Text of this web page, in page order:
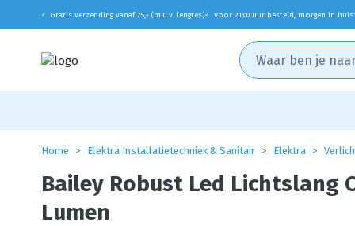
✓ Gratis verzending vanaf 75,- (m.u.v. lengtes)✓ Voor 21:00 uur besteld, morgen in
Home Elektra Installatietechniek & Sanitair Elektra
Bailey Robust Led Lichtslang
Lumen